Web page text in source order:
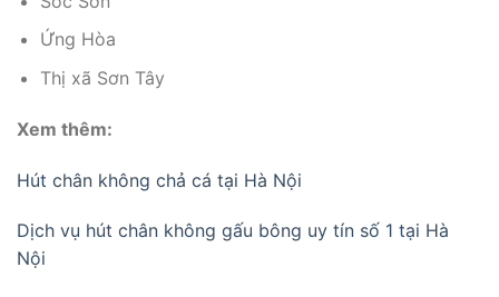
Ứng Hòa
Thị xã Sơn Tây
Xem thêm:
Hút chân không chả cá tại Hà Nội
Dịch vụ hút chân không gấu bông uy tín số 1 tại Hà
Nội